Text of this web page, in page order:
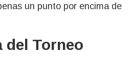
un punto por encima de
del Torneo